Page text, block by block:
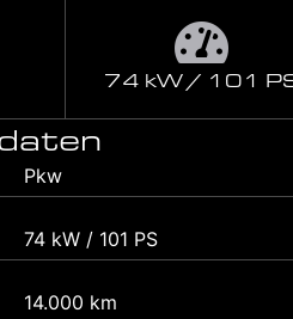
74 kW / 101
Pkw
74 kW / 101 PS
14.000 km